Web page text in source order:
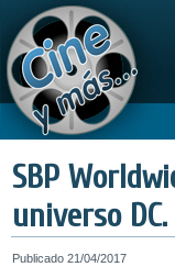
SBP
universo DC.
Publicado 21/04/2017